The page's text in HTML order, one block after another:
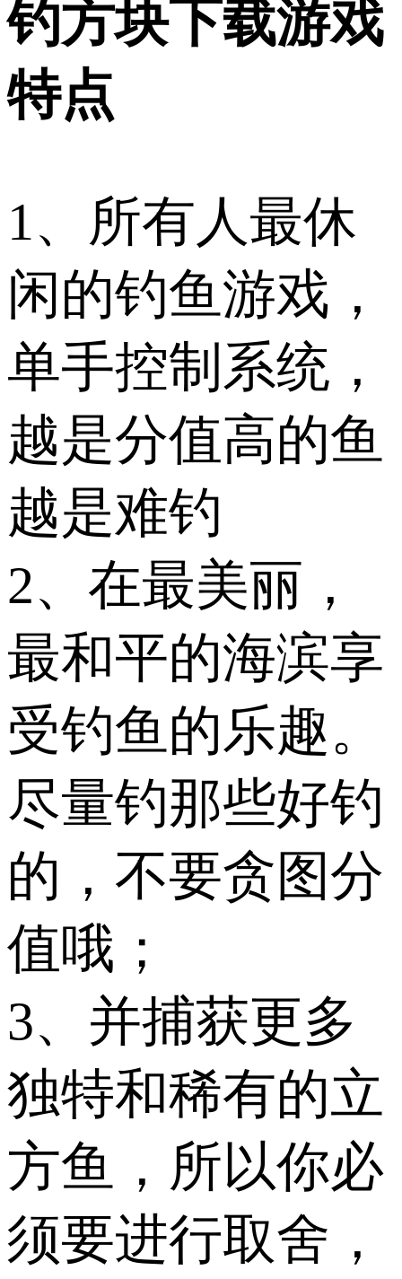
钓方块下载游戏
特点
1、所有人最休
闲的钓鱼游戏，
单手控制系统，
越是分值高的鱼
越是难钓
2、在最美丽，
最和平的海滨享
受钓鱼的乐趣。
尽量钓那些好钓
的，不要贪图分
值哦；
3、并捕获更多
独特和稀有的立
方鱼，所以你必
须要进行取舍，